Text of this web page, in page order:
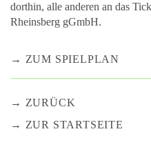
dorthin, alle anderen an das
Rheinsberg gGmbH.
ZUM SPIELPLAN
ZURÜCK
ZUR STARTSEITE